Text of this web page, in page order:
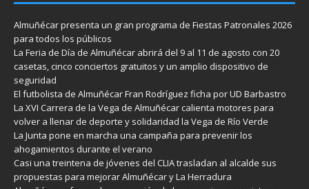
Almuñécar presenta un gran programa de Fiestas Patronales 2026
para todos los públicos
La Feria de Día de Almuñécar abrirá del 9 al 11 de agosto con 20
casetas, cinco conciertos gratuitos y un amplio dispositivo de
seguridad
El futbolista de Almuñécar Fran Rodríguez ficha por UD Barbastro
La XVI Carrera de la Vega de Almuñécar calienta motores para
volver a llenar de deporte y solidaridad la Vega de Río Verde
La Junta pone en marcha una campaña para prevenir los
ahogamientos durante el verano
Casi una treintena de jóvenes del CLIA trasladan al alcalde sus
propuestas para mejorar Almuñécar y La Herradura